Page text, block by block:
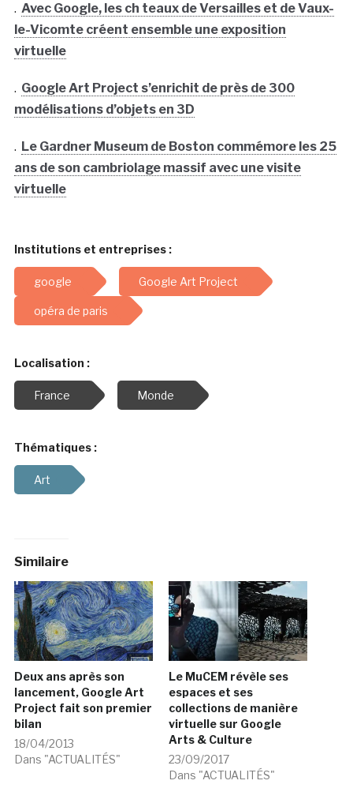
. Avec Google, les ch teaux de Versailles et de Vaux-
le-Vicomte créent ensemble une exposition
virtuelle
. Google Art Project s’enrichit de près de 300
modélisations d’objets en 3D
. Le Gardner Museum de Boston commémore les 25
ans de son cambriolage massif avec une visite
virtuelle
Institutions et entreprises :
google Google Art Project
opéra de paris
Localisation :
France Monde
Thématiques :
Art
Similaire
Deux ans après son
lancement, Google Art
Project fait son premier
bilan
18/04/2013
Dans "ACTUALITÉS"
Le MuCEM révèle ses
espaces et ses
collections de manière
virtuelle sur Google
Arts & Culture
23/09/2017
Dans "ACTUALITÉS"